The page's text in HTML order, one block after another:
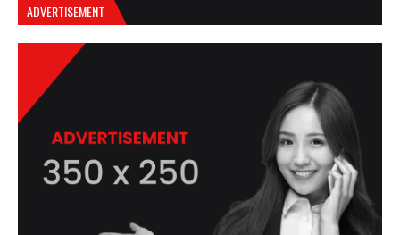
ADVERTISEMENT